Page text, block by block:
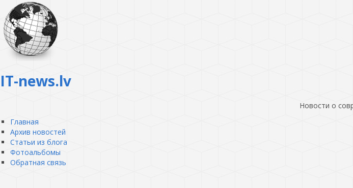
IT-news.lv
Новости о
Главная
Архив новостей
Статьи из блога
Фотоальбомы
Обратная связь